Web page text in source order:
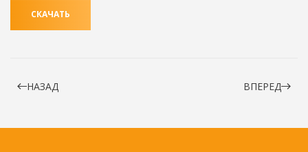
СКАЧАТЬ
НАЗАД ВПЕРЕД